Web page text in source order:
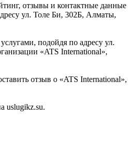
отзывы и контактные данные
ул. Толе Би, 302Б, Алматы,
подойдя по адресу ул.
«ATS International»,
отзыв о «ATS International»,
uslugikz.su.